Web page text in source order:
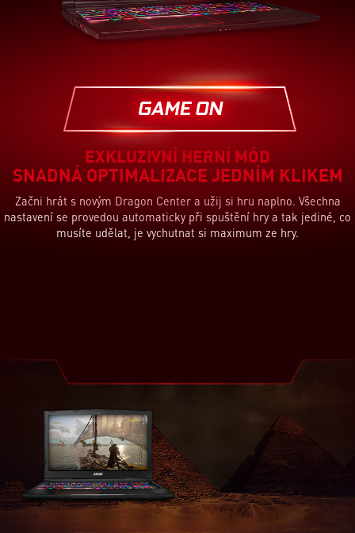
Optimalizace systému
Uvolní paměť a nastaví priority herních aplikací
Nastaví klávesnici a podsvícení
Optimalizace audia a videa
Přizpůsobí nastavení TrueColor a Nahimic efektů
EXKLUZIVNÍ HERNÍ MÓD
SNADNÁ OPTIMALIZACE JEDNÍM KLIKEM
Začni hrát s novým Dragon Center a užij si hru naplno. Všechna
nastavení se provedou automaticky při spuštění hry a tak jediné, co
musíte udělat, je vychutnat si maximum ze hry.